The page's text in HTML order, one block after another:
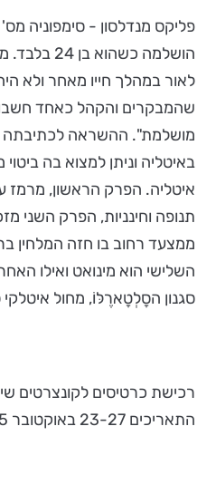
הושלמה
לאור במהלך חייו מאחר ולא
שהמבקרים והקהל כאחד חשבו
מושלמת". ההשראה לכתיבתה
באיטליה וניתן למצוא בה
איטליה. הפרק הראשון,
תנופה וחינניות, הפרק השני
ממצעד רחוב בו חזה המלחין
השלישי הוא מינואט ואילו
סגנון הסָלְטָארֶלּוֹ, מחול
רכישת כרטיסים לקונצרטים
התאריכים 23-27 באוקטובר 2015.